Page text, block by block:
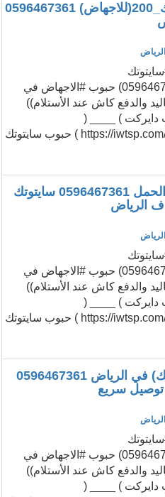
حبوب سايتوتك_200(للاجهاض) 0596467361
في#الرياض(0596467361) حبوب #الاجهاض في
والدفع كاش عند الأستلام))
دايركت ) ____ (
https://iwtsp.com/966596467361 ) حبوب سايتوتك
ادوية اجهاض الحمل 0596467361 سايتوتك
في#الرياض(0596467361) حبوب #الاجهاض في
والدفع كاش عند الأستلام))
دايركت ) ____ (
https://iwtsp.com/966596467361 ) حبوب سايتوتك
حبوب (سايتوتك) في الرياض 0596467361
سريع
في#الرياض(0596467361) حبوب #الاجهاض في
والدفع كاش عند الأستلام))
دايركت ) ____ (